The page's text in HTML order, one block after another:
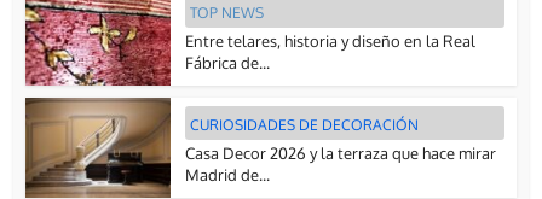
TOP NEWS
Entre telares, historia y diseño en la Real
Fábrica de...
CURIOSIDADES DE DECORACIÓN
Casa Decor 2026 y la terraza que hace mirar
Madrid de...